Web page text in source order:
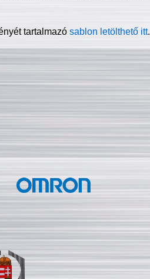
tartalmazósablon letölthető itt.